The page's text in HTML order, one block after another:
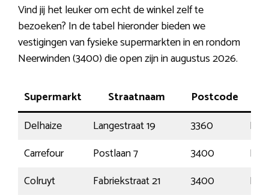
Vind jij het leuker om echt de winkel zelf te
bezoeken? In de tabel hieronder bieden we
vestigingen van fysieke supermarkten in en rondom
Neerwinden (3400) die open zijn in augustus 2026.
Supermarkt Straatnaam Postcode
Delhaize
Langestraat 19 3360
Carrefour
Postlaan 7 3400
Colruyt
Fabriekstraat 21 3400